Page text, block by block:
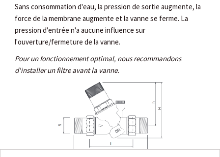
Sans consommation d'eau, la pression de sortie augmente, la
force de la membrane augmente et la vanne se ferme. La
pression d'entrée n'a aucune influence sur
l'ouverture/fermeture de la vanne.
Pour un fonctionnement optimal, nous recommandons
d'installer un filtre avant la vanne.